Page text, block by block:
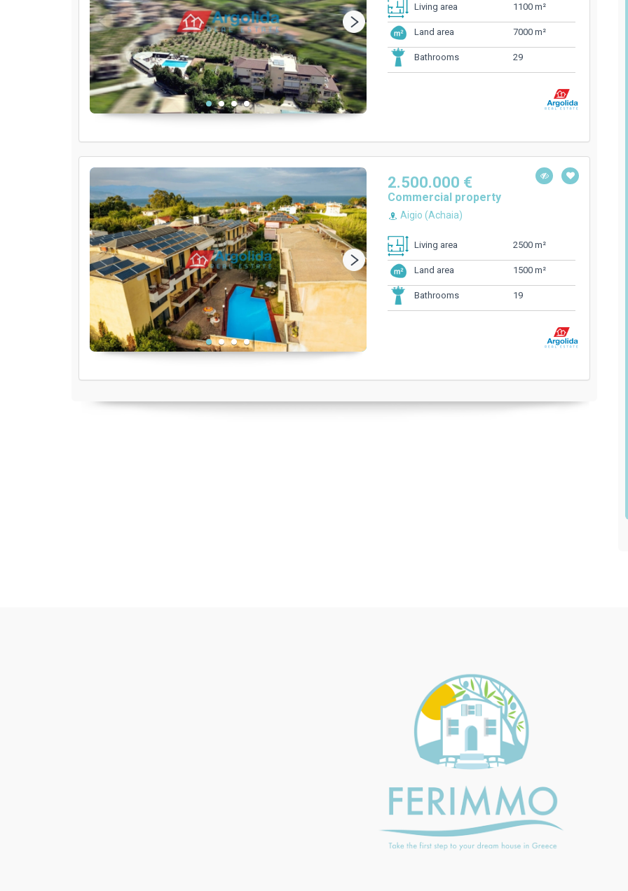
Living area 1100 m²
Land area 7000 m²
Bathrooms 29
2.500.000 €
Commercial property
Aigio (Achaia)
Living area 2500 m²
Land area 1500 m²
Bathrooms 19